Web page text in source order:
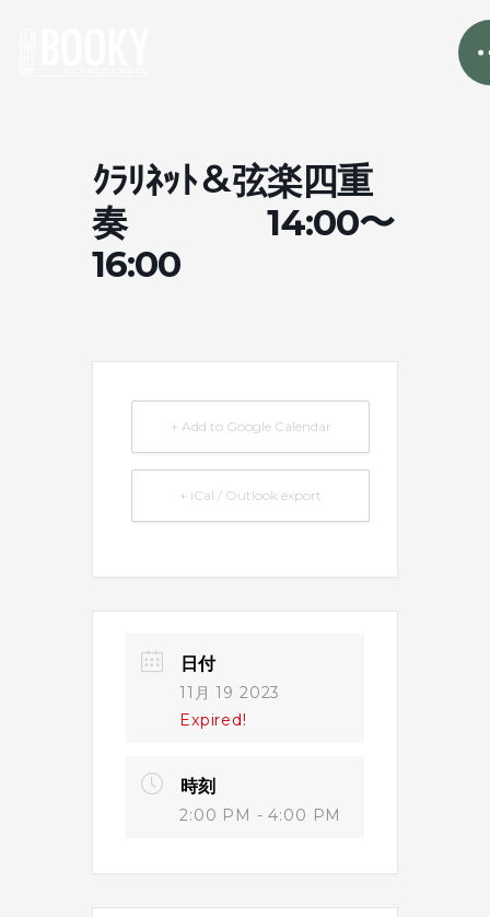
ｸﾗﾘﾈｯﾄ＆弦楽四重
奏 14:00〜
16:00
+ Add to Google Calendar
+ iCal / Outlook export
日付
11月 19 2023
Expired!
時刻
2:00 PM - 4:00 PM